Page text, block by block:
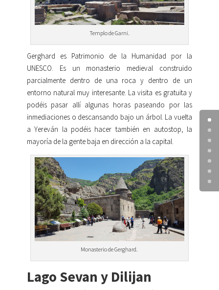
Templo de Garni.
Gerghard es Patrimonio de la Humanidad por la
UNESCO. Es un monasterio medieval construido
parcialmente dentro de una roca y dentro de un
entorno natural muy interesante. La visita es gratuita y
podéis pasar allí algunas horas paseando por las
inmediaciones o descansando bajo un árbol. La vuelta
a Yereván la podéis hacer también en autostop, la
mayoría de la gente baja en dirección a la capital.
Monasterio de Gerghard.
Lago Sevan y Dilijan